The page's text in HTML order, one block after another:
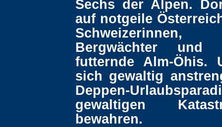
Sechs der Alpen.
auf notgeile
Bergwächter und
futternde Alm-Öhis.
sich gewaltig
Deppen-
gewaltigen
bewahren.